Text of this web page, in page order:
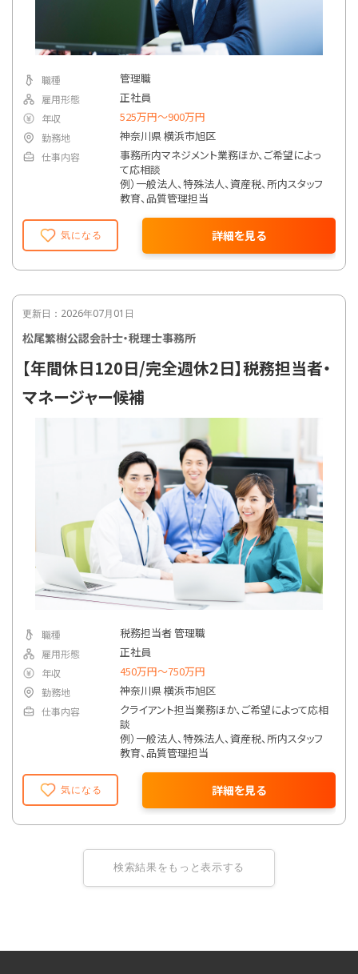
気になる 詳細を見る
職種 管理職
雇用形態 正社員
年収 525万円〜900万円
勤務地 神奈川県 横浜市旭区
仕事内容
事務所内マネジメント業務ほか、ご希望によっ
て応相談
例）一般法人、特殊法人、資産税、所内スタッフ
教育、品質管理担当
更新日：2026年07月01日
松尾繁樹公認会計士・税理士事務所
【年間休日120日/完全週休2日】税務担当者・
マネージャー候補
気になる 詳細を見る
職種 税務担当者 管理職
雇用形態 正社員
年収 450万円〜750万円
勤務地 神奈川県 横浜市旭区
仕事内容
クライアント担当業務ほか、ご希望によって応相
談
例）一般法人、特殊法人、資産税、所内スタッフ
教育、品質管理担当
検索結果をもっと表示する